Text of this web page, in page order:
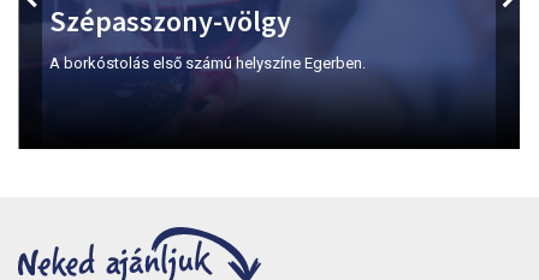
Szépasszony-völgy
A borkóstolás első számú helyszíne Egerben.